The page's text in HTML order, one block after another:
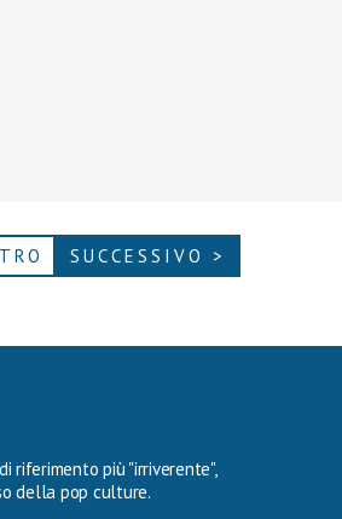
SUCCESSIVO >
riferimento più "irriverente",
della pop culture.